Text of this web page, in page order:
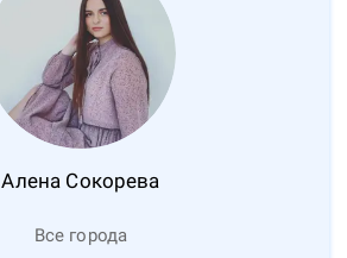
Алена Сокорева
Все города